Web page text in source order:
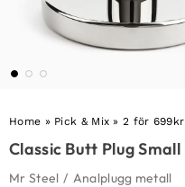
Home » Pick & Mix »2 för 699kr
Classic Butt Plug Small
Mr Steel / Analplugg metall